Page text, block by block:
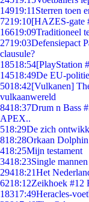
14919:11 Sterren toen
7219:10[HAZES-gate
16619:09Traditioneel
2719:03Defensiepact
clausule?
18518:54[PlayStation
14518:49De EU-
5018:42[Vulkanen]
vulkaanwereld
8418:37Drum n Bass
APEX..
518:29De zich
818:28Orkaan
418:25Mijn testament
3418:23Single
29418:21Het
6218:12Zeikhoek #12
18317:49Heracles-